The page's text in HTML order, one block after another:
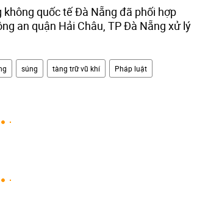
quốc tế Đà Nẵng đã phối hợp
an quận Hải Châu, TP Đà Nẵng xử lý
súng tàng trữ vũ khí Pháp luật